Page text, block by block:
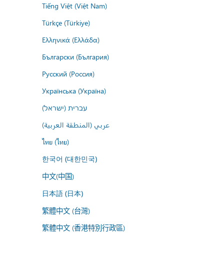
Tiếng Việt (Việt Nam)
Türkçe (Türkiye)
Ελληνικά (Ελλάδα)
Български (България)
Русский (Россия)
Українська (Україна)
עברית (ישראל)
عربي (المنطقة العربية)
ไทย (ไทย)
한국어 (대한민국)
中文(中国)
日本語 (日本)
繁體中文 (台灣)
繁體中文 (香港特別行政區)